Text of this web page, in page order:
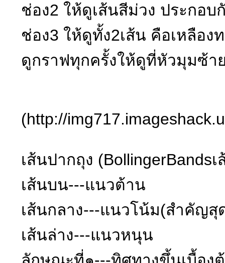
ช่อง2 ให้ดูเส้นสีม่วง ประกอ
ช่อง3 ให้ดูทั้ง2เส้น คือเหลือ
ดูกราฟทุกครั้งให้ดูที่หัวมุมซ้า
(http://
เส้นปากถุง (BollingerBands
เส้นบน---แนวต้าน
เส้นกลาง---แนวโน้ม(สำคัญสุ
เส้นล่าง---แนวหนุน